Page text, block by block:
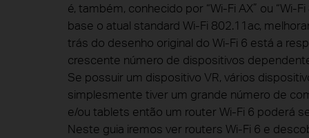
é, também, conhecido por “Wi-Fi AX” ou “Wi-
base o atual standard Wi-Fi 802.11ac,
trás do desenho original do Wi-Fi 6 está a
crescente número de dispositivos
Se possuir um dispositivo VR, vários
simplesmente tiver um grande número de
e/ou tablets então um router Wi-Fi 6 poderá
Neste guia iremos ver routers Wi-Fi 6 e